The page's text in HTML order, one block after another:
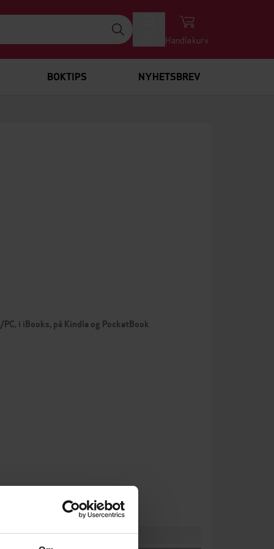
Handlekurv
BOKTIPS NYHETSBREV
i iBooks, på Kindle og PocketBook